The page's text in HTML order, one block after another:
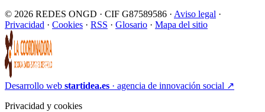
© 2026 REDES ONGD · CIF G87589586 · Aviso legal ·
Privacidad · Cookies · RSS · Glosario · Mapa del sitio
Desarrollo web startidea.es · agencia de innovación social ↗
Privacidad y cookies